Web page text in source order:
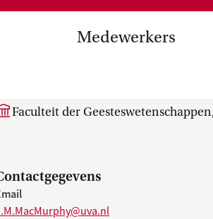
Medewerkers
plan, instellingsplan,
Internationalisering in
Faculteit der